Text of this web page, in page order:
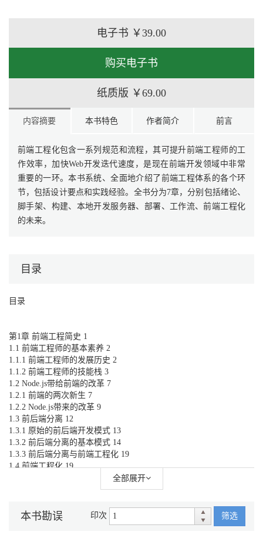
电子书 ￥39.00
购买电子书
纸质版 ￥69.00
内容摘要 本书特色 作者简介 前言
前端工程化包含一系列规范和流程，其可提升前端工程师的工
作效率，加快Web开发迭代速度，是现在前端开发领域中非常
重要的一环。本书系统、全面地介绍了前端工程体系的各个环
节，包括设计要点和实践经验。全书分为7章，分别包括绪论、
脚手架、构建、本地开发服务器、部署、工作流、前端工程化
的未来。
目录
目录
第1章 前端工程简史 1
1.1 前端工程师的基本素养 2
1.1.1 前端工程师的发展历史 2
1.1.2 前端工程师的技能栈 3
1.2 Node.js带给前端的改革 7
1.2.1 前端的两次新生 7
1.2.2 Node.js带来的改革 9
1.3 前后端分离 12
1.3.1 原始的前后端开发模式 13
1.3.2 前后端分离的基本模式 14
1.3.3 前后端分离与前端工程化 19
1.4 前端工程化 19
1.4.1 前端工程化的衡量准则 20
1.4.2 前端工程化的进化历程 21
1.5 工程化方案架构 34
全部展开
本书勘误 印次 筛选